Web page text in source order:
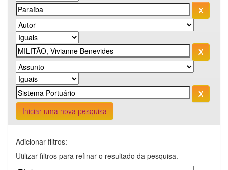
Iniciar uma nova pesquisa
Adicionar filtros:
Utilizar filtros para refinar o resultado da pesquisa.